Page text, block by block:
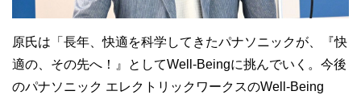
原氏は「長年、快適を科学してきたパナソニックが、『快
適の、その先へ！』としてWell-Beingに挑んでいく。今後
のパナソニック エレクトリックワークスのWell-Being